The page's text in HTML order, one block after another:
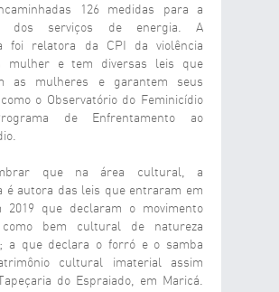
126 medidas para a
dos serviços de energia. A
foi relatora da CPI da violência
mulher e tem diversas leis que
as mulheres e garantem seus
o Observatório do Feminicídio
de Enfrentamento ao
que na área cultural, a
é autora das leis que entraram em
2019 que declaram o movimento
como bem cultural de natureza
a que declara o forró e o samba
cultural imaterial assim
do Espraiado, em Maricá.